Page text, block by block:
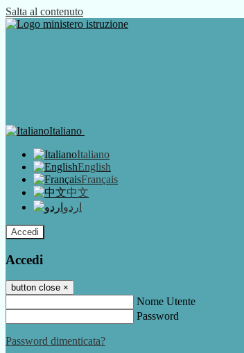
Salta al contenuto
Italiano
Italiano
English
Français
中文
اردو
Accedi
Accedi
button close ×
Nome Utente
Password
Password dimenticata?